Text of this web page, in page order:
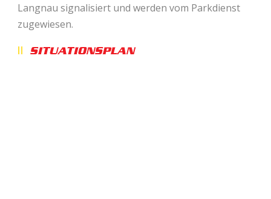
Langnau signalisiert und werden vom Parkdienst
zugewiesen.
SITUATIONSPLAN